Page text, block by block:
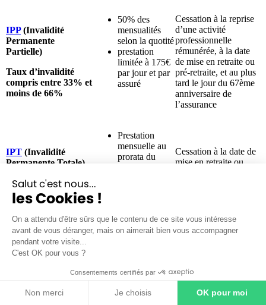
IPP(Invalidité
Permanente
Partielle)
Taux d’invalidité
compris entre 33% et
moins de 66%
50% des
mensualités
selon la quotité
prestation
limitée à 175€
par jour et par
assuré
Cessation à la reprise
d’une activité
professionnelle
rémunérée, à la date
de mise en retraite ou
pré-retraite, et au plus
tard le jour du 67ème
anniversaire de
l’assurance
IPT (Invalidité
Permanente Totale)
Taux d’invalidité
supérieur ou égal à
66%
Prestation
mensuelle au
prorata du
assuré
Cessation à la date de
mise en retraite ou
Garantie Invalidité
(taux d’invalidité
ITT, IPT ou
Salut c'est nous...
les Cookies !
On a attendu d'être sûrs que le contenu de ce site vous intéresse
avant de vous déranger, mais on aimerait bien vous accompagner
pendant votre visite...
C'est OK pour vous ?
Consentements certifiés par
Non merci Je choisis OK pour moi